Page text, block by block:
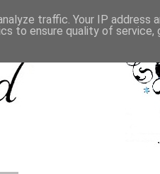
traffic. Your IP address
to ensure quality of service,